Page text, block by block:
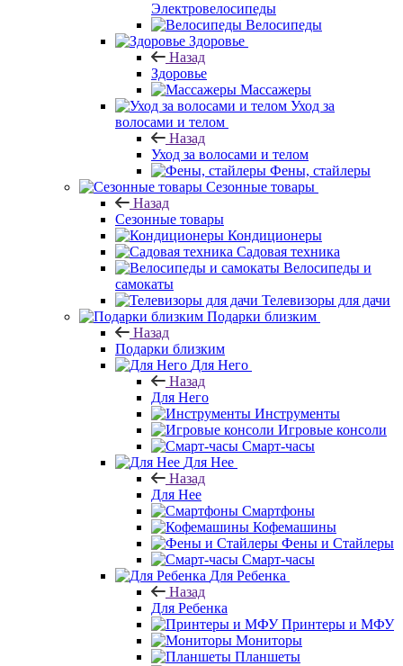
Электровелосипеды
Велосипеды
Здоровье
Назад
Здоровье
Массажеры
Уход за
волосами и телом
Назад
Уход за волосами и телом
Фены, стайлеры
Сезонные товары
Назад
Сезонные товары
Кондиционеры
Садовая техника
Велосипеды и
самокаты
Телевизоры для дачи
Подарки близким
Назад
Подарки близким
Для Него
Назад
Для Него
Инструменты
Игровые консоли
Смарт-часы
Для Нее
Назад
Для Нее
Смартфоны
Кофемашины
Фены и Стайлеры
Смарт-часы
Для Ребенка
Назад
Для Ребенка
Принтеры и МФУ
Мониторы
Планшеты